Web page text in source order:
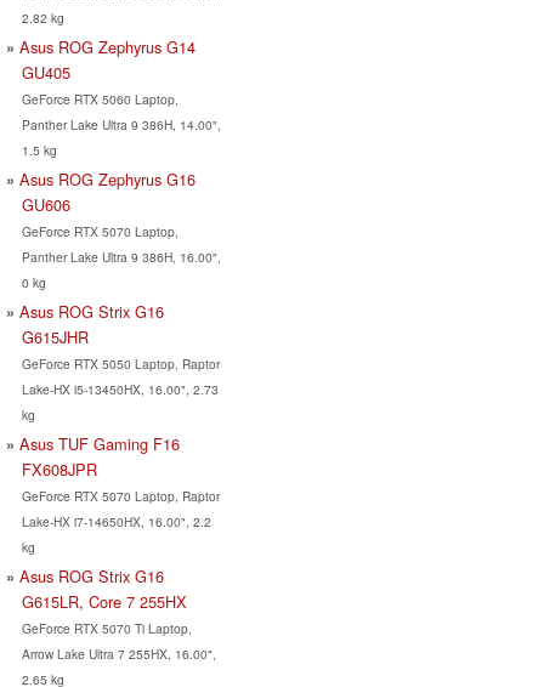
2.82 kg
Asus ROG Zephyrus G14
GU405
GeForce RTX 5060 Laptop,
Panther Lake Ultra 9 386H, 14.00",
1.5 kg
Asus ROG Zephyrus G16
GU606
GeForce RTX 5070 Laptop,
Panther Lake Ultra 9 386H, 16.00",
0 kg
Asus ROG Strix G16
G615JHR
GeForce RTX 5050 Laptop, Raptor
Lake-HX i5-13450HX, 16.00", 2.73
kg
Asus TUF Gaming F16
FX608JPR
GeForce RTX 5070 Laptop, Raptor
Lake-HX i7-14650HX, 16.00", 2.2
kg
Asus ROG Strix G16
G615LR, Core 7 255HX
GeForce RTX 5070 Ti Laptop,
Arrow Lake Ultra 7 255HX, 16.00",
2.65 kg